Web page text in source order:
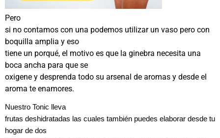
Pero
si no contamos con una podemos utilizar un vaso pero con
boquilla amplia y eso
tiene un porqué, el motivo es que la ginebra necesita una
boca ancha para que se
oxigene y desprenda todo su arsenal de aromas y desde el
aroma te enamores.
Nuestro Tonic lleva
frutas deshidratadas las cuales también puedes elaborar desde tu
hogar de dos